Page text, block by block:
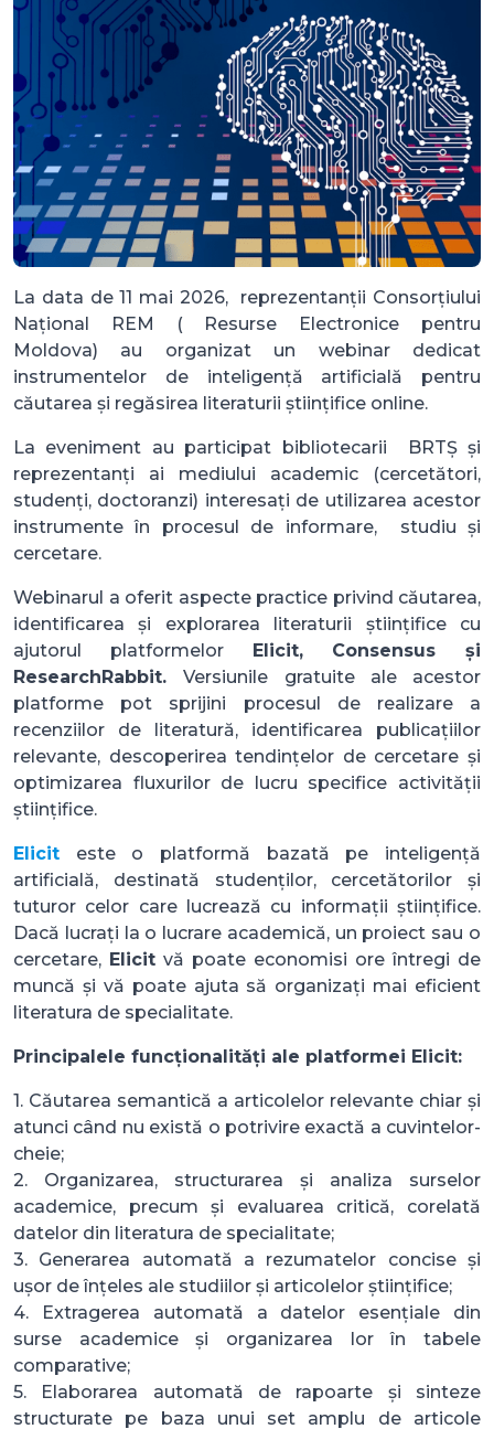
La data de 11 mai 2026, reprezentanții Consorțiului
Național REM ( Resurse Electronice pentru
Moldova) au organizat un webinar dedicat
instrumentelor de inteligență artificială pentru
căutarea și regăsirea literaturii științifice online.
La eveniment au participat bibliotecarii BRTȘ și
reprezentanți ai mediului academic (cercetători,
studenți, doctoranzi) interesați de utilizarea acestor
instrumente în procesul de informare, studiu și
cercetare.
Webinarul a oferit aspecte practice privind căutarea,
identificarea și explorarea literaturii științifice cu
ajutorul platformelor
Elicit, Consensus și
ResearchRabbit.Versiunile gratuite ale acestor
platforme pot sprijini procesul de realizare a
recenziilor de literatură, identificarea publicațiilor
relevante, descoperirea tendințelor de cercetare și
optimizarea fluxurilor de lucru specifice activității
științifice.
Elicit
este o platformă bazată pe inteligență
artificială, destinată studenților, cercetătorilor și
tuturor celor care lucrează cu informații științifice.
Dacă lucrați la o lucrare academică, un proiect sau o
cercetare, Elicit vă poate economisi ore întregi de
muncă și vă poate ajuta să organizați mai eficient
literatura de specialitate.
Principalele funcționalități ale platformei Elicit:
1. Căutarea semantică a articolelor relevante chiar și
atunci când nu există o potrivire exactă a cuvintelor-
cheie;
2. Organizarea, structurarea și analiza surselor
academice, precum și evaluarea critică, corelată
datelor din literatura de specialitate;
3. Generarea automată a rezumatelor concise și
ușor de înțeles ale studiilor și articolelor științifice;
4. Extragerea automată a datelor esențiale din
surse academice și organizarea lor în tabele
comparative;
5. Elaborarea automată de rapoarte și sinteze
structurate pe baza unui set amplu de articole